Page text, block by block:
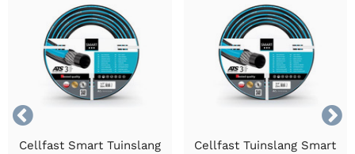


Cellfast Smart Tuinslang
Cellfast Tuinslang Smart